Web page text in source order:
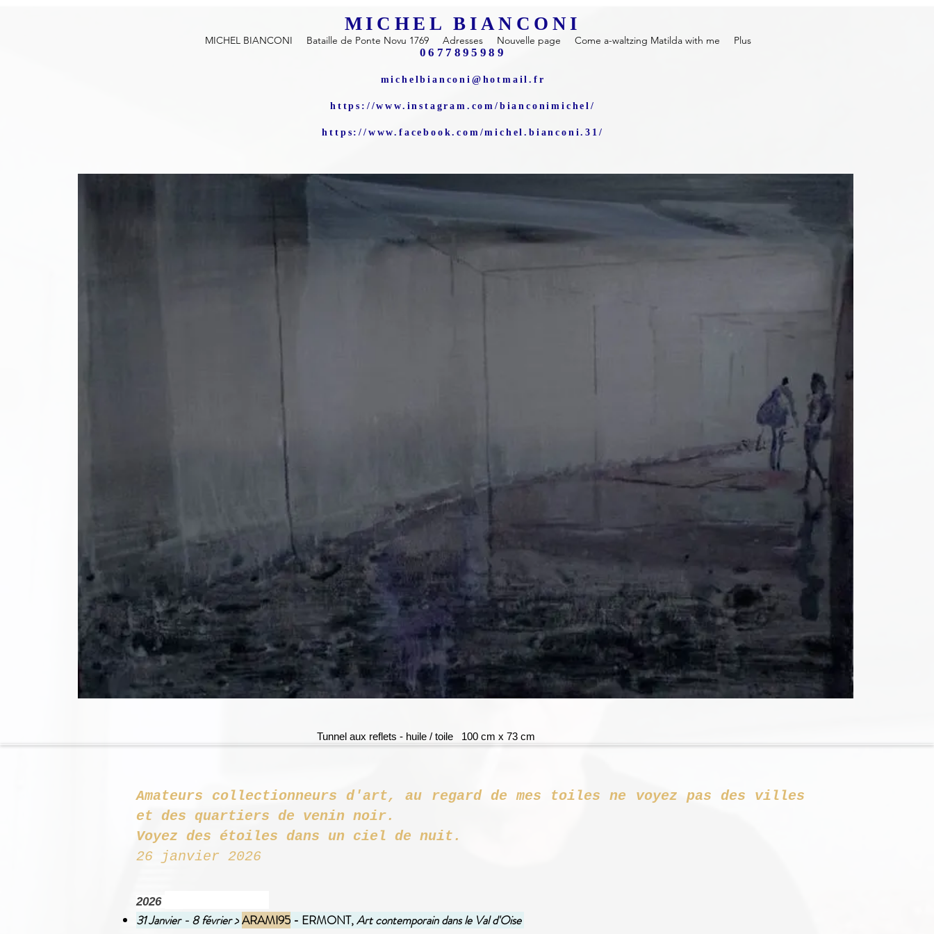
MICHEL BIANCONI
0677895989
michelbianconi@hotmail.fr
https://www.instagram.com/bianconimichel/
https://www.facebook.com/michel.bianconi.31/
MICHEL BIANCONI Bataille de Ponte Novu 1769 Adresses Nouvelle page Come a-waltzing Matilda with me Plus
Tunnel aux reflets - huile / toile 100 cm x 73 cm
Amateurs collectionneurs d'art, au regard de mes toiles ne voyez pas des villes
et des quartiers de venin noir.
Voyez des étoiles dans un ciel de nuit.
26 janvier 2026
2026
31 Janvier - 8 février >ARAMI95 - ERMONT,Art contemporain dans le Val d'Oise